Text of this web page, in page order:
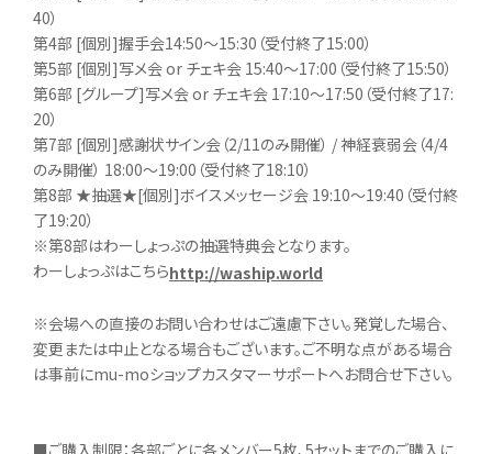
40）
第4部 [個別]握手会14:50～15:30（受付終了15:00）
第5部 [個別]写メ会 or チェキ会 15:40～17:00（受付終了15:50）
第6部 [グループ]写メ会 or チェキ会 17:10～17:50（受付終了17:
20）
第7部 [個別]感謝状サイン会（2/11のみ開催） / 神経衰弱会（4/4
のみ開催） 18:00～19:00（受付終了18:10）
第8部 ★抽選★[個別]ボイスメッセージ会 19:10～19:40（受付終
了19:20）
※第8部はわーしょっぷの抽選特典会となります。
わーしょっぷはこちらhttp://waship.world
※会場への直接のお問い合わせはご遠慮下さい。発覚した場合、
変更または中止となる場合もございます。ご不明な点がある場合
は事前にmu-moショップカスタマーサポートへお問合せ下さい。
■ご購入制限：各部ごとに各メンバー5枚、5セットまでのご購入に